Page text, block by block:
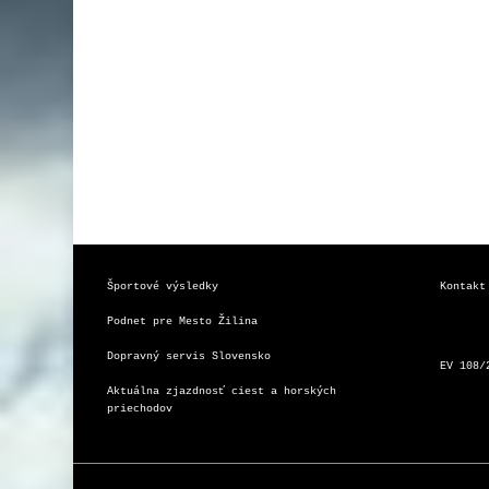
Športové výsledky
Podnet pre Mesto Žilina
Dopravný servis Slovensko
Aktuálna zjazdnosť ciest a horských
priechodov
EV 108/